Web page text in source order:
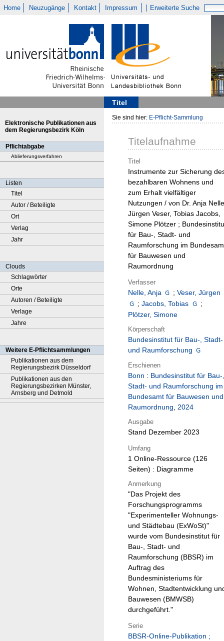
Home Neuzugänge Kontakt Impressum Erweiterte Suche
Titel
Elektronische Publikationen aus
dem Regierungsbezirk Köln
Pflichtabgabe
Ablieferungsverfahren
Listen
Titel
Autor / Beteiligte
Ort
Verlag
Jahr
Clouds
Schlagwörter
Orte
Autoren / Beteiligte
Verlage
Jahre
Weitere E-Pflichtsammlungen
Publikationen aus dem
Regierungsbezirk Düsseldorf
Publikationen aus den
Regierungsbezirken Münster,
Arnsberg und Detmold
Sie sind hier: E-Pflicht-Sammlung
Titelaufnahme
Titel
Instrumente zur Sicherung
bezahlbaren Wohnens und
zum Erhalt vielfältiger
Nutzungen / von Dr. Anja
Jürgen Veser, Tobias Jacobs,
Simone Plötzer ;
für Bau-, Stadt- und
Raumforschung im
für Bauwesen und
Raumordnung
Verfasser
Nelle, Anja ; Veser, Jürgen
; Jacobs, Tobias
;
Plötzer, Simone
Körperschaft
Bundesinstitut für Bau-, Stadt-
und Raumforschung
Erschienen
Bonn : Bundesinstitut für Bau-,
Stadt- und Raumforschung im
Bundesamt für Bauwesen und
Raumordnung, 2024
Ausgabe
Stand Dezember 2023
Umfang
1 Online-Ressource (126
Seiten) : Diagramme
Anmerkung
"Das Projekt des
Forschungsprogramms
"Experimenteller Wohnungs-
und Städtebau (ExWoSt)"
wurde vom Bundesinstitut für
Bau-, Stadt- und
Raumforschung (BBSR) im
Auftrag des
Bundesministeriums für
Wohnen, Stadtentwicklung
Bauwesen (BMWSB)
durchgeführt."
Serie
BBSR-Online-Publikation ;